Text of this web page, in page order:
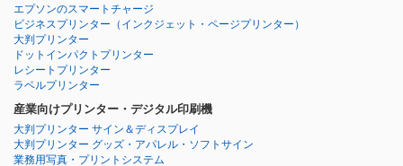
エプソンのスマートチャージ
ビジネスプリンター （インクジェット・ページプリンター）
大判プリンター
ドットインパクトプリンター
レシートプリンター
ラベルプリンター
産業向けプリンター・デジタル印刷機
大判プリンター サイン＆ディスプレイ
大判プリンター グッズ・アパレル・ソフトサイン
業務用写真・プリントシステム